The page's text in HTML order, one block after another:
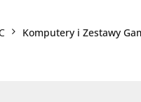
Ochrona środowiska
Komputery i Zestawy